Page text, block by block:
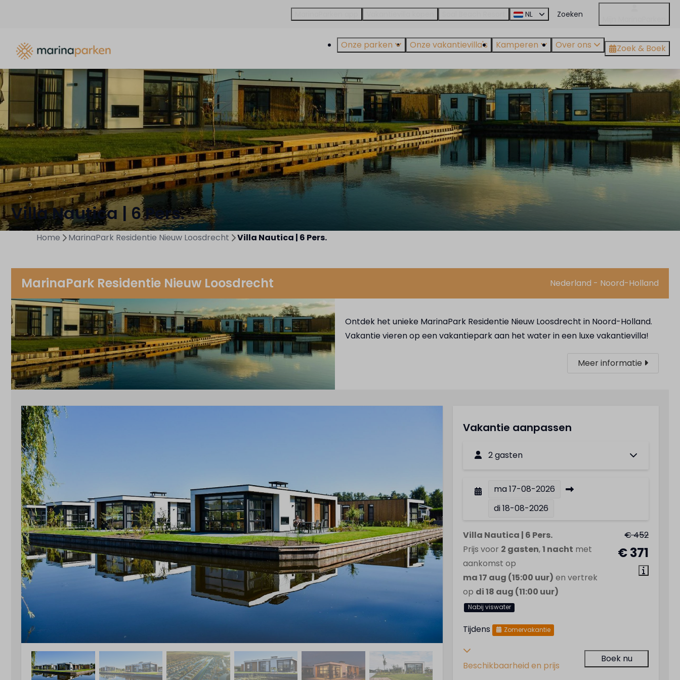
NL
Onze parken Onze vakantievilla's Kamperen Over ons Zoek & Boek
Villa Nautica | 6 Pers.
Home MarinaPark Residentie Nieuw Loosdrecht Villa Nautica | 6 Pers.
MarinaPark Residentie Nieuw Loosdrecht Nederland - Noord-Holland
Ontdek het unieke MarinaPark Residentie Nieuw Loosdrecht in Noord-Holland.
Vakantie vieren op een vakantiepark aan het water in een luxe vakantievilla!
Meer informatie
Vakantie aanpassen
2 gasten
ma17-08-2026
di18-08-2026
€ 452
€ 371
Villa Nautica | 6 Pers.
Prijs voor 2 gasten,1 nacht met
aankomst op
ma 17 aug (15:00 uur) en vertrek
op di 18 aug (11:00 uur)
Nabij viswater
Tijdens Zomervakantie
Beschikbaarheid en prijs
Boek nu